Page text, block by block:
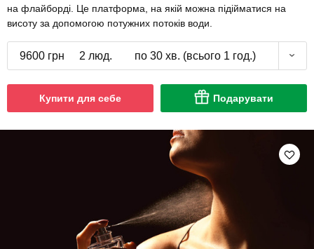
на флайборді. Це платформа, на якій можна підійматися на
висоту за допомогою потужних потоків води.
9600 грн 2 люд. по 30 хв. (всього 1 год.)
Купити для себе Подарувати